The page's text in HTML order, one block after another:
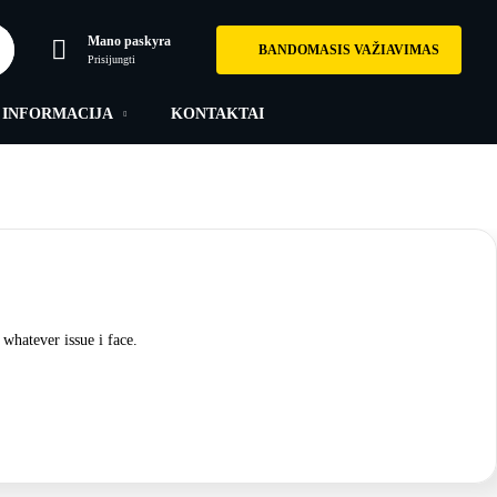
Mano paskyra
Prisijungti
BANDOMASIS VAŽIAVIMAS
INFORMACIJA KONTAKTAI
issue i face.